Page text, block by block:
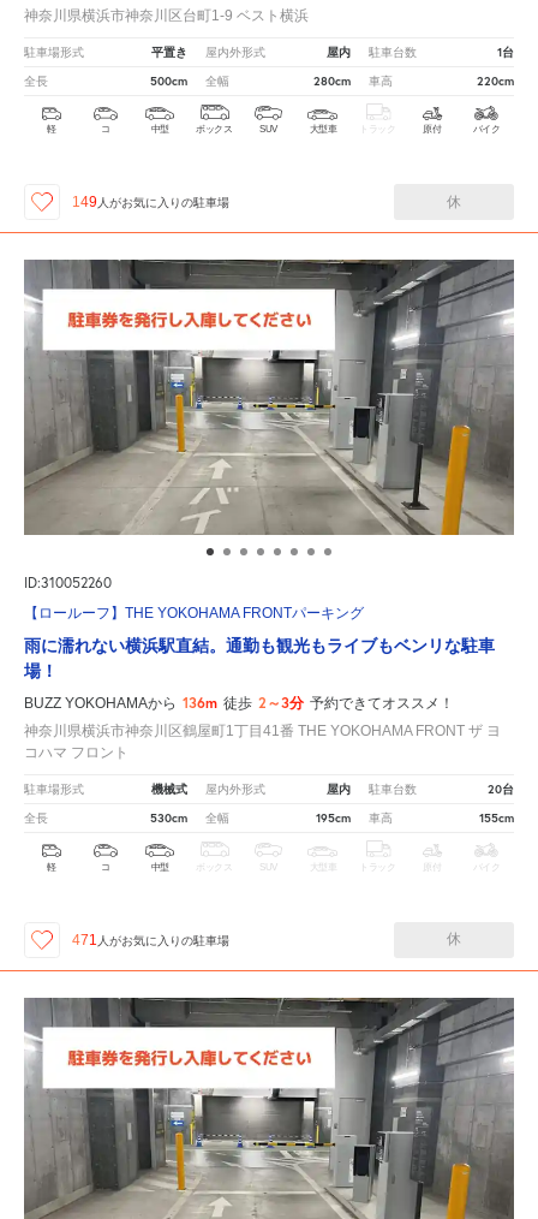
神奈川県横浜市神奈川区台町1-9 ベスト横浜
駐車場形式 平置き 屋内外形式 屋内 駐車台数 1台
全長 500cm 全幅 280cm 車高 220cm
軽 コ 中型 ボックス SUV 大型車 トラック 原付 バイク
149人がお気に入りの駐車場 休
ID:310052260
【ロールーフ】THE YOKOHAMA FRONTパーキング
雨に濡れない横浜駅直結。通勤も観光もライブもベンリな駐車
場！
BUZZ YOKOHAMAから 136m 徒歩 2～3分 予約できてオススメ！
神奈川県横浜市神奈川区鶴屋町1丁目41番 THE YOKOHAMA FRONT ザ ヨ
コハマ フロント
駐車場形式 機械式 屋内外形式 屋内 駐車台数 20台
全長 530cm 全幅 195cm 車高 155cm
軽 コ 中型 ボックス SUV 大型車 トラック 原付 バイク
471 人がお気に入りの駐車場 休